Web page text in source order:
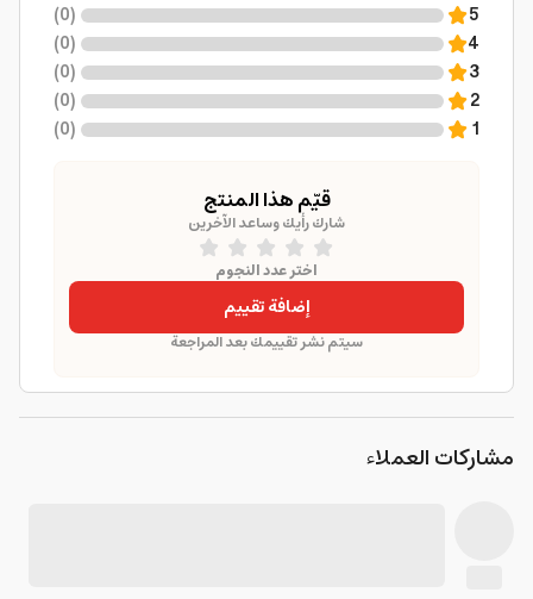
5
(
0
)
4
(
0
)
3
(
0
)
2
(
0
)
1
(
0
)
قيّم هذا المنتج
شارك رأيك وساعد الآخرين
اختر عدد النجوم
إضافة تقييم
سيتم نشر تقييمك بعد المراجعة
مشاركات العملاء